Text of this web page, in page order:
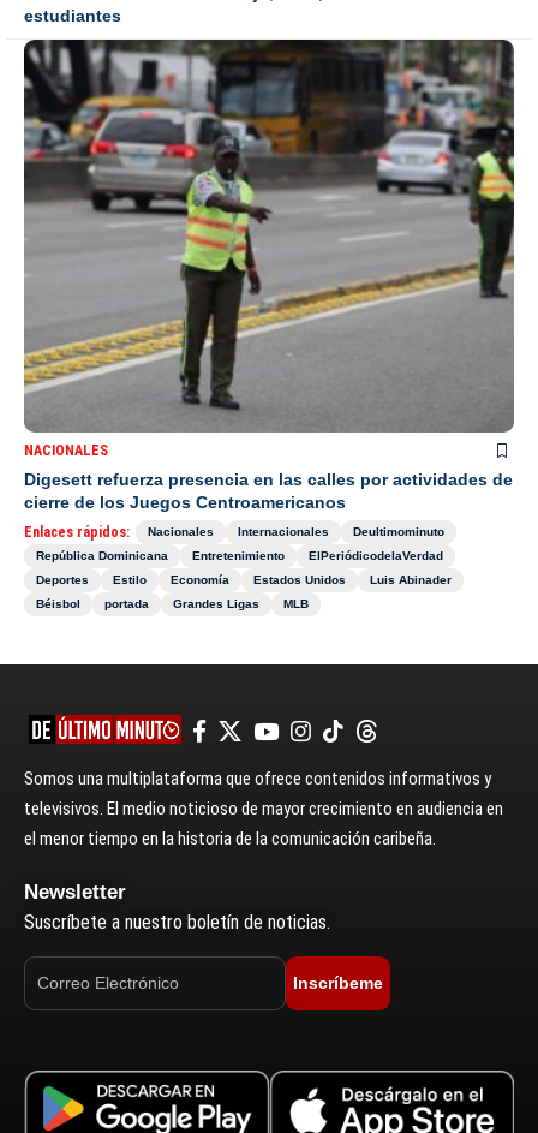
estudiantes
NACIONALES
Digesett refuerza presencia en las calles por actividades de
cierre de los Juegos Centroamericanos
Enlaces rápidos: Nacionales Internacionales
Deultimominuto
República Dominicana
Entretenimiento
ElPeriódicodelaVerdad
Deportes
Estilo Economía Estados Unidos
Luis Abinader
Béisbol
portada Grandes Ligas MLB
Somos una multiplataforma que ofrece contenidos informativos y
televisivos. El medio noticioso de mayor crecimiento en audiencia en
el menor tiempo en la historia de la comunicación caribeña.
Newsletter
Suscríbete a nuestro boletín de noticias.
Inscríbeme